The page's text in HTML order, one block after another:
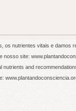
os nutrientes vitais e damos
nosso site:
nutrients and